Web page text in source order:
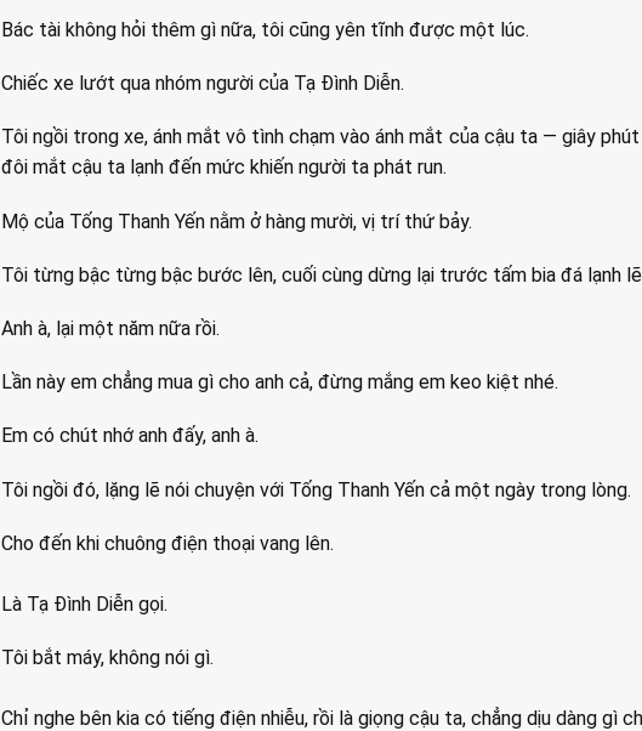
Bác tài không hỏi thêm gì nữa, tôi cũng yên tĩnh được một lúc.
Chiếc xe lướt qua nhóm người của Tạ Đình Diễn.
Tôi ngồi trong xe, ánh mắt vô tình chạm vào ánh mắt của cậu ta — giây
đôi mắt cậu ta lạnh đến mức khiến người ta phát run.
Mộ của Tống Thanh Yến nằm ở hàng mười, vị trí thứ bảy.
Tôi từng bậc từng bậc bước lên, cuối cùng dừng lại trước tấm bia đá lạnh
Anh à, lại một năm nữa rồi.
Lần này em chẳng mua gì cho anh cả, đừng mắng em keo kiệt nhé.
Em có chút nhớ anh đấy, anh à.
Tôi ngồi đó, lặng lẽ nói chuyện với Tống Thanh Yến cả một ngày trong lòng.
Cho đến khi chuông điện thoại vang lên.
Là Tạ Đình Diễn gọi.
Tôi bắt máy, không nói gì.
Chỉ nghe bên kia có tiếng điện nhiễu, rồi là giọng cậu ta, chẳng dịu dàng gì